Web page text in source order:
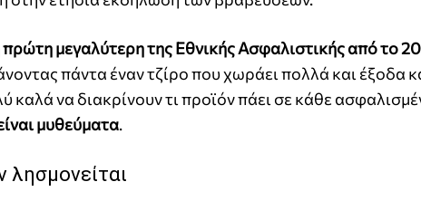
μεγαλύτερη της Εθνικής Ασφαλιστικής από το
πάντα έναν τζίρο που χωράει πολλά και έξοδα
καλά να διακρίνουν τι προϊόν πάει σε κάθε
μυθεύματα.
λησμονείται